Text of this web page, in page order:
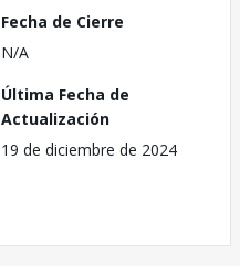
Fecha de Cierre
N/A
Última Fecha de
Actualización
19 de diciembre de 2024